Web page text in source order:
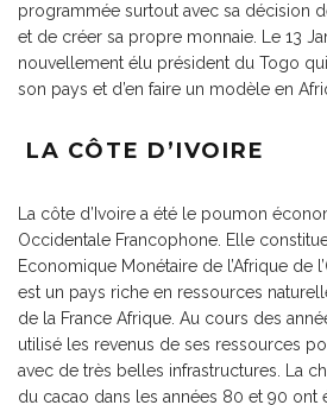
programmée surtout avec sa décision
et de créer sa propre monnaie. Le 13
nouvellement élu président du Togo
son pays et d’en faire un modèle en
LA CÔTE D’IVOIRE
La côte d’Ivoire a été le poumon
Occidentale Francophone. Elle
Economique Monétaire de l’Afrique de
est un pays riche en ressources
de la France Afrique. Au cours des
utilisé les revenus de ses ressources
avec de très belles infrastructures. La
du cacao dans les années 80 et 90 ont